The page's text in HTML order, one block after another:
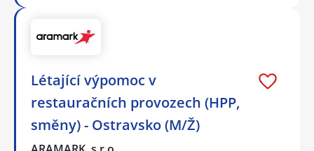
Létající výpomoc v
restauračních provozech (HPP,
směny) - Ostravsko (M/Ž)